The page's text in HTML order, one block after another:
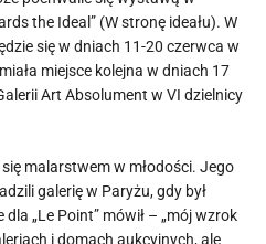
the Ideal” (W stronę ideału). W
się w dniach 11-20 czerwca w
miejsce kolejna w dniach 17
Art Absolument w VI dzielnicy
malarstwem w młodości. Jego
galerię w Paryżu, gdy był
„Le Point” mówił – „mój wzrok
i domach aukcyjnych, ale